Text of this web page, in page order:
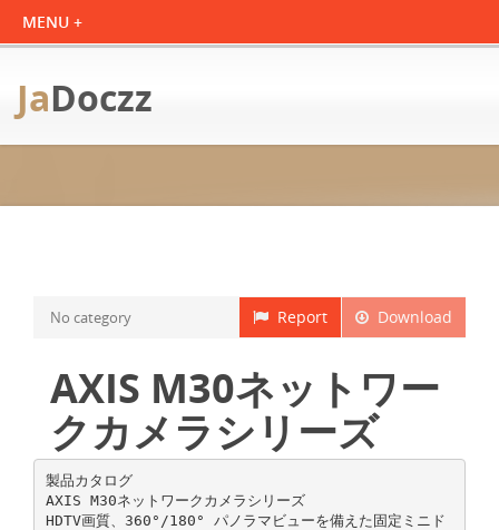
JaDoczz
Download
Report
No category
AXIS M30ネットワー
クカメラシリーズ
製品カタログ
AXIS M30ネットワークカメラシリーズ
HDTV画質、360°/180° パノラマビューを備えた固定ミニド